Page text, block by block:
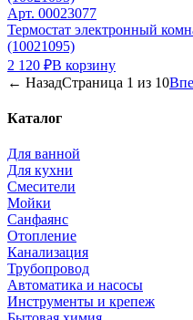
Арт. 00023077
Термостат электронный
(10021095)
2 120 ₽В корзину
← НазадСтраница 1 из 10
Каталог
Для ванной
Для кухни
Смесители
Мойки
Санфаянс
Отопление
Канализация
Трубопровод
Автоматика и насосы
Инструменты и крепеж